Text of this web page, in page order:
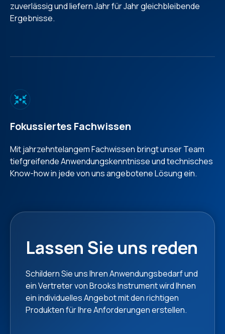
zuverlässig und liefern Jahr für Jahr gleichbleibende
Ergebnisse.
Fokussiertes Fachwissen
Mit jahrzehntelangem Fachwissen bringt unser Team
tiefgreifende Anwendungskenntnisse und technisches
Know-how in jede von uns angebotene Lösung ein.
Lassen Sie uns reden
Schildern Sie uns Ihren Anwendungsbedarf und
ein Vertreter von Brooks Instrument wird Ihnen
ein individuelles Angebot mit den richtigen
Produkten für Ihre Anforderungen erstellen.